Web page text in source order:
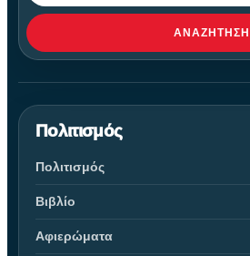
ΑΝΑΖΉΤΗΣΗ
Πολιτισμός
Πολιτισμός
Βιβλίο
Αφιερώματα